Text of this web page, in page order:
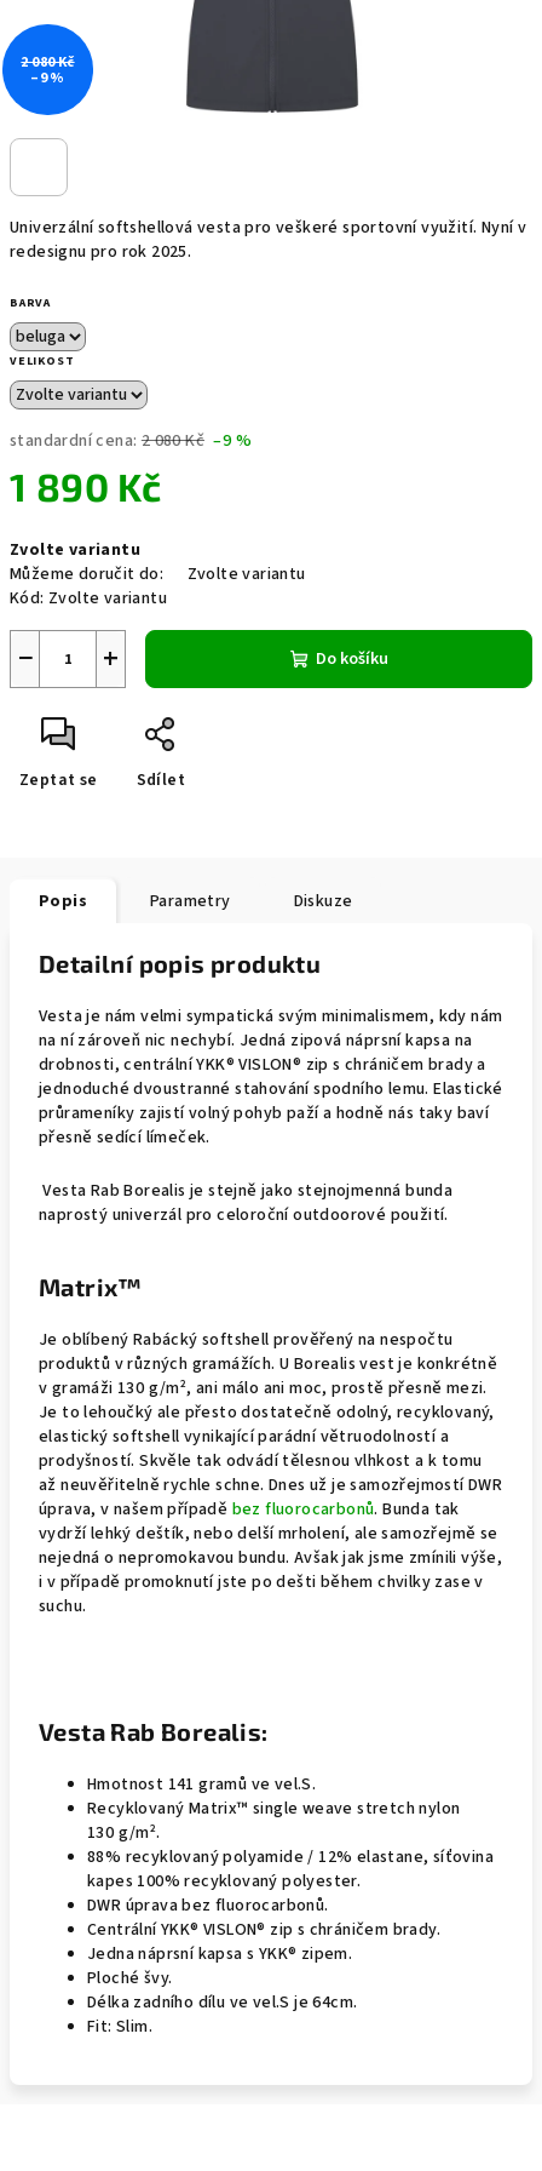
Univerzální softshellová vesta pro veškeré sportovní využití. Nyní v
redesignu pro rok 2025.
BARVA
VELIKOST
standardní cena: 2 080 Kč –9 %
1 890 Kč
cena:
Zvolte variantu
Můžeme doručit do:
Zvolte variantu
Kód: Zvolte variantu
+
− Do košíku
Zeptat se Sdílet
2 080 Kč
–9 %
Popis Parametry Diskuze
Detailní popis produktu
Vesta je nám velmi sympatická svým minimalismem, kdy nám
na ní zároveň nic nechybí. Jedná zipová náprsní kapsa na
drobnosti, centrální YKK® VISLON® zip s chráničem brady a
jednoduché dvoustranné stahování spodního lemu. Elastické
průrameníky zajistí volný pohyb paží a hodně nás taky baví
přesně sedící límeček.
Vesta Rab Borealis je stejně jako stejnojmenná bunda
naprostý univerzál pro celoroční outdoorové použití.
Matrix™
Je oblíbený Rabácký softshell prověřený na nespočtu
produktů v různých gramážích. U Borealis vest je konkrétně
v gramáži 130 g/m², ani málo ani moc, prostě přesně mezi.
Je to lehoučký ale přesto dostatečně odolný, recyklovaný,
elastický softshell vynikající parádní větruodolností a
prodyšností. Skvěle tak odvádí tělesnou vlhkost a k tomu
až neuvěřitelně rychle schne. Dnes už je samozřejmostí DWR
úprava, v našem případě bez fluorocarbonů. Bunda tak
vydrží lehký deštík, nebo delší mrholení, ale samozřejmě se
nejedná o nepromokavou bundu. Avšak jak jsme zmínili výše,
i v případě promoknutí jste po dešti během chvilky zase v
suchu.
Vesta Rab Borealis:
Hmotnost 141 gramů ve vel.S.
Recyklovaný Matrix™ single weave stretch nylon
130 g/m².
88% recyklovaný polyamide / 12% elastane, síťovina
kapes 100% recyklovaný polyester.
DWR úprava bez fluorocarbonů.
Centrální YKK® VISLON® zip s chráničem brady.
Jedna náprsní kapsa s YKK® zipem.
Ploché švy.
Délka zadního dílu ve vel.S je 64cm.
Fit: Slim.